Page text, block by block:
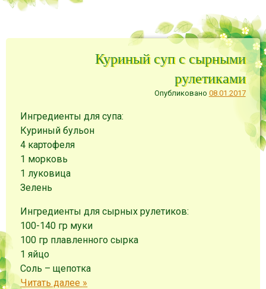
Куриный суп с сырными
рулетиками
Опубликовано 08.01.2017
Ингредиенты для супа:
Куриный бульон
4 картофеля
1 морковь
1 луковица
Зелень
Ингредиенты для сырных рулетиков:
100-140 гр муки
100 гр плавленного сырка
1 яйцо
Соль – щепотка
Читать далее »